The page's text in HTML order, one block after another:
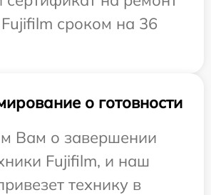
сроком на 36
о готовности
Вам о завершении
Fujifilm, и наш
технику в